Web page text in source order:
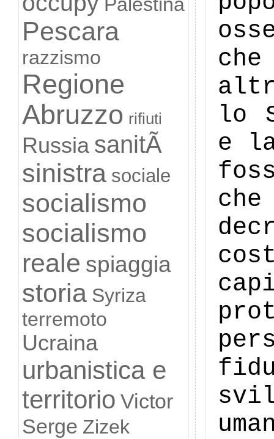
Pescara
razzismo
Regione
Abruzzo rifiuti
Russia sanitÃ
sinistra sociale
socialismo
socialismo
reale spiaggia
storia Syriza
terremoto
Ucraina
urbanistica e
territorio Victor
Serge Zizek
lo
e